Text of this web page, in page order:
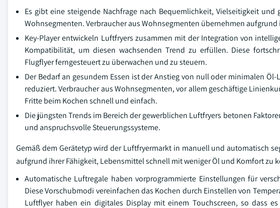
Es gibt eine steigende Nachfrage nach Bequemlichkeit, Vielseitigkeit
Wohnsegmenten. Verbraucher aus Wohnsegmenten übernehmen
Key-Player entwickeln Luftfryers zusammen mit der Integration von
Kompatibilität, um diesen wachsenden Trend zu erfüllen. Diese
Flugflyer ferngesteuert zu überwachen und zu steuern.
Der Bedarf an gesundem Essen ist der Anstieg von null oder minimalen
reduziert. Verbraucher aus Wohnsegmenten, vor allem geschäftige
Fritte beim Kochen schnell und einfach.
Die jüngsten Trends im Bereich der gewerblichen Luftfryers betonen
und anspruchsvolle Steuerungssysteme.
Gemäß dem Gerätetyp wird der Luftfryermarkt in manuell und automatisch
aufgrund ihrer Fähigkeit, Lebensmittel schnell mit weniger Öl und Komfort zu
Automatische Luftregale haben vorprogrammierte Einstellungen für
Diese Vorschubmodi vereinfachen das Kochen durch Einstellen von
Luftflyer haben ein digitales Display mit einem Touchscreen, so dass